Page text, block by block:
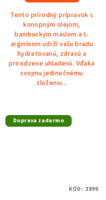
Tento prírodný prípravok s
konopným olejom,
bambuckým maslom a L-
arginínom udrží vašu bradu
hydratovanú, zdravú a
prirodzene uhladenú. Vďaka
svojmu jedinečnému
zloženiu...
Doprava zadarmo
KÓD: 3899